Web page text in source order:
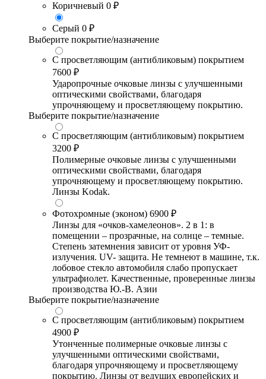
Коричневый 0 ₽
Серый 0 ₽
Выберите покрытие/назначение
С просветляющим (антибликовым) покрытием
7600 ₽
Ударопрочные очковые линзы с улучшенными
оптическими свойствами, благодаря
упрочняющему и просветляющему покрытию.
Выберите покрытие/назначение
С просветляющим (антибликовым) покрытием
3200 ₽
Полимерные очковые линзы с улучшенными
оптическими свойствами, благодаря
упрочняющему и просветляющему покрытию.
Линзы Kodak.
Фотохромные (эконом) 6900 ₽
Линзы для «очков-хамелеонов». 2 в 1: в
помещении – прозрачные, на солнце – темные.
Степень затемнения зависит от уровня УФ-
излучения. UV- защита. Не темнеют в машине, т.к.
лобовое стекло автомобиля слабо пропускает
ультрафиолет. Качественные, проверенные линзы
производства Ю.-В. Азии
Выберите покрытие/назначение
С просветляющим (антибликовым) покрытием
4900 ₽
Утонченные полимерные очковые линзы с
улучшенными оптическими свойствами,
благодаря упрочняющему и просветляющему
покрытию. Линзы от ведущих европейских и